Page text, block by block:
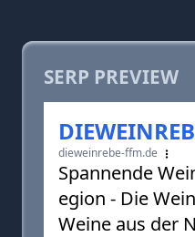
SERP PREVIEW
dieweinrebe-ffm.de
Spannende
egion - Die
Weine aus der